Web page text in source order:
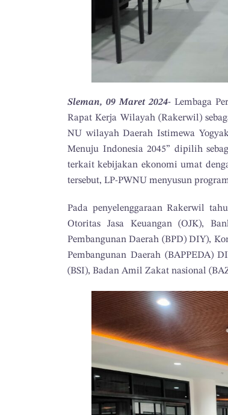
Sleman, 09 Maret 2024- Lembaga
Rapat Kerja Wilayah (Rakerwil)
NU wilayah Daerah Istimewa
Menuju Indonesia 2045” dipilih
terkait kebijakan ekonomi umat
tersebut, LP-PWNU menyusun
Pada penyelenggaraan Rakerwil
Otoritas Jasa Keuangan (OJK),
Pembangunan Daerah (BPD) DIY),
Pembangunan Daerah (BAPPEDA)
(BSI), Badan Amil Zakat nasional